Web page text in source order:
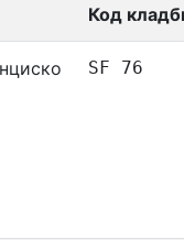
Код
SF 76